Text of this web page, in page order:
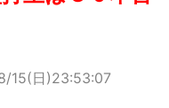
15(日)23:53:07